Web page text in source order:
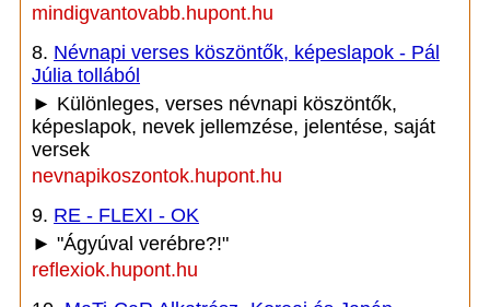
mindigvantovabb.hupont.hu
8. Névnapi verses köszöntők, képeslapok - Pál
Júlia tollából
► Különleges, verses névnapi köszöntők,
képeslapok, nevek jellemzése, jelentése, saját
versek
nevnapikoszontok.hupont.hu
9. RE - FLEXI - OK
► "Ágyúval verébre?!"
reflexiok.hupont.hu